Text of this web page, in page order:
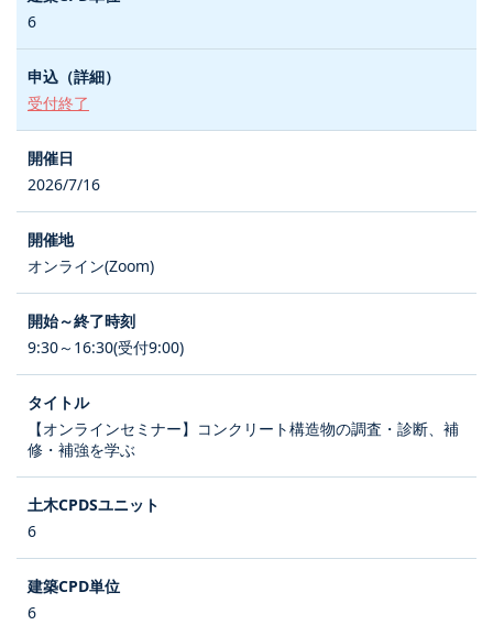
6
受付終了
2026/7/16
オンライン(Zoom)
9:30～16:30(受付9:00)
【オンラインセミナー】コンクリート構造物の調査・診断、補
修・補強を学ぶ
6
6